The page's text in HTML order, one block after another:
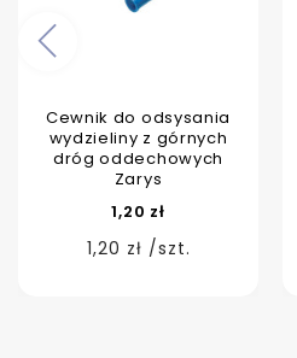
Cewnik do odsysania
wydzieliny z górnych
dróg oddechowych
Zarys
1,20 zł
1,20 zł /szt.
Poprzedni